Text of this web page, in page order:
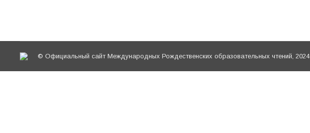
© Официальный сайт Международных Рождественских образовательных чтений, 2024